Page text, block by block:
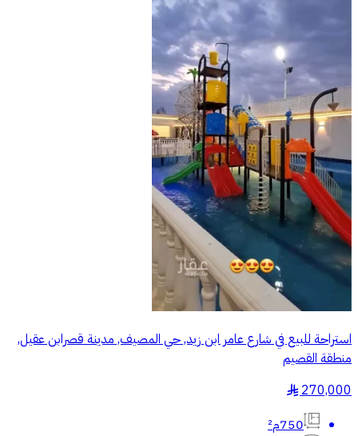
استراحة للبيع في شارع عامر ابن زيد, حي المصيف, مدينة قصرابن عقيل,
منطقة القصيم
270,000
§
750م²